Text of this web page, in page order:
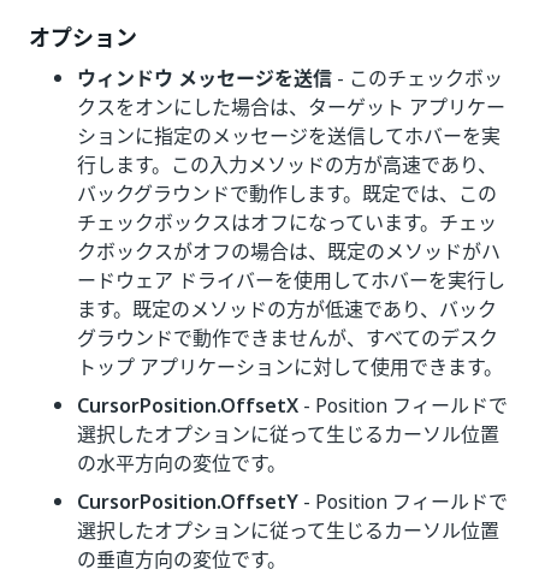
オプション
ウィンドウ メッセージを送信 - このチェックボッ
クスをオンにした場合は、ターゲット アプリケー
ションに指定のメッセージを送信してホバーを実
行します。この入力メソッドの方が高速であり、
バックグラウンドで動作します。既定では、この
チェックボックスはオフになっています。チェッ
クボックスがオフの場合は、既定のメソッドがハ
ードウェア ドライバーを使用してホバーを実行し
ます。既定のメソッドの方が低速であり、バック
グラウンドで動作できませんが、すべてのデスク
トップ アプリケーションに対して使用できます。
CursorPosition.OffsetX - Position フィールドで
選択したオプションに従って生じるカーソル位置
の水平方向の変位です。
CursorPosition.OffsetY - Position フィールドで
選択したオプションに従って生じるカーソル位置
の垂直方向の変位です。